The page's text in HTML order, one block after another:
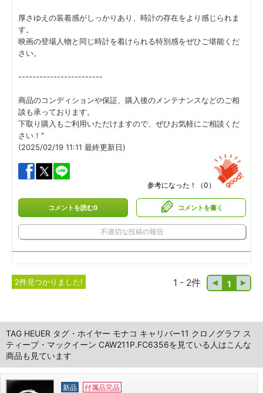
厚さゆえの装着感がしっかりあり、時計の存在をより感じられま
す。
映画の登場人物と同じ時計を着けられる特別感をぜひご堪能くだ
さい。
------------------------
商品のコンディションや保証、購入後のメンテナンスなどのご相
談も承っております。
下取り購入もご利用いただけますので、ぜひお気軽にご相談くだ
さい！"
(2025/02/19 11:11 最終更新日)
参考になった！（0 ）
コメントを読む0 コメントを書く
不適切な投稿の報告
2件見つかりました! 1
1 - 2件
TAG HEUER タグ・ホイヤー モナコ キャリバー11 クロノグラフ ス
ティーブ・マックイーン CAW211P.FC6356を見ている人はこんな
商品も見ています
新品 付属品完品